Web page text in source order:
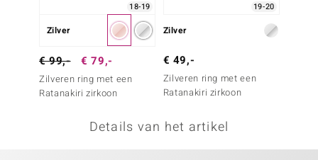
Collection
18-19
Zilver
€ 99,- € 79,-
Zilveren ring met een
Ratanakiri zirkoon
19-20
Zilver
€ 49,-
Zilveren ring met een
Ratanakiri zirkoon
Details van het artikel